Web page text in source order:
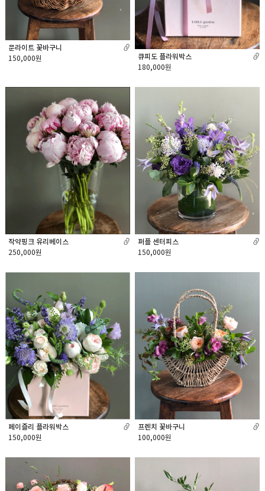
문라이트 꽃바구니
150,000원 큐피도 플라워박스
180,000원
작약핑크 유리베이스
250,000원
퍼플 센터피스
150,000원
페이즐리 플라워박스
150,000원
프렌치 꽃바구니
100,000원